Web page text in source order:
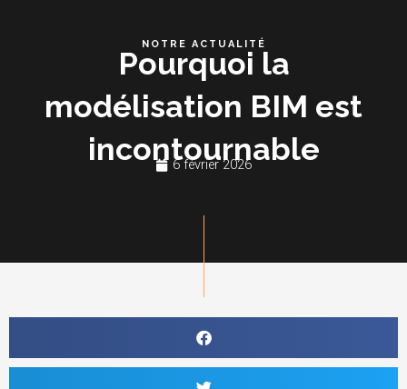
NOTRE ACTUALITÉ
Pourquoi la
modélisation BIM est
incontournable
6 février 2026